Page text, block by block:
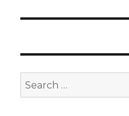
Search
for: